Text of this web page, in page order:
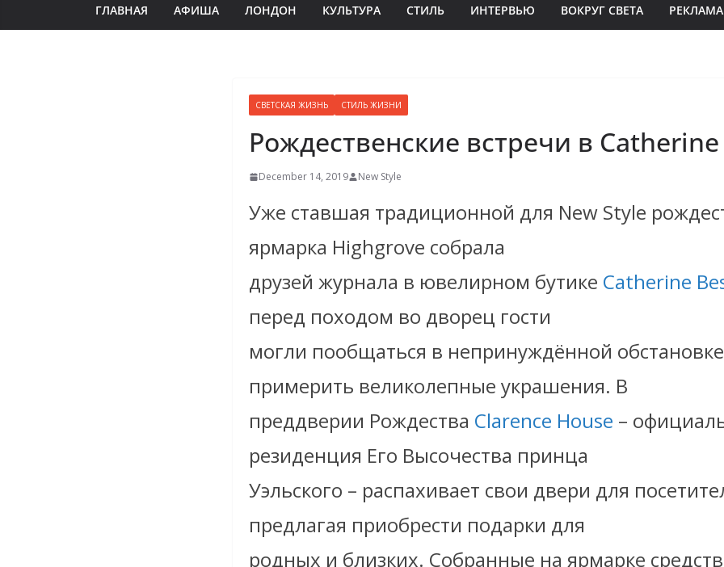
ГЛАВНАЯ АФИША ЛОНДОН КУЛЬТУРА СТИЛЬ ИНТЕРВЬЮ ВОКРУГ СВЕТА РЕКЛАМА
СВЕТСКАЯ ЖИЗНЬ СТИЛЬ ЖИЗНИ
Рождественские встречи в
December 14, 2019 New Style
Уже ставшая традиционной для New Style
ярмарка Highgrovе собрала
друзей журнала в ювелирном бутике Catherine
перед походом во дворец гости
могли пообщаться в непринуждённой
примерить великолепные украшения. В
преддверии Рождества Clarence House –
резиденция Его Высочества принца
Уэльского – распахивает свои двери для
предлагая приобрести подарки для
родных и близких. Собранные на ярмарке